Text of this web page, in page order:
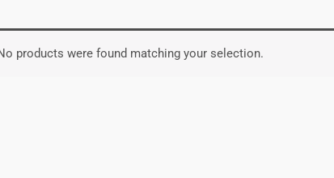
were found matching your selection.